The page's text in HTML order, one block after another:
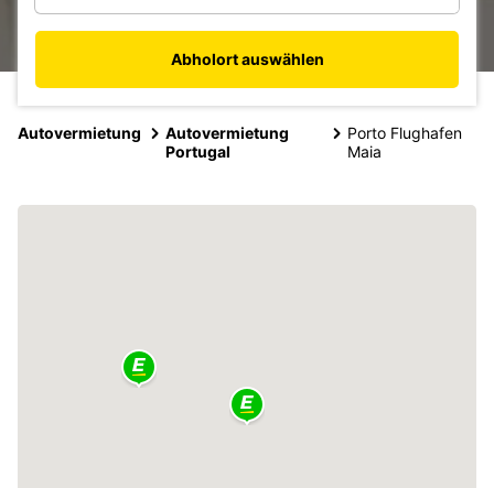
Abholort auswählen
Autovermietung
Autovermietung
Portugal
Porto Flughafen
Maia